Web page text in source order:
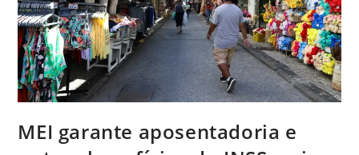
MEI garante aposentadoria e